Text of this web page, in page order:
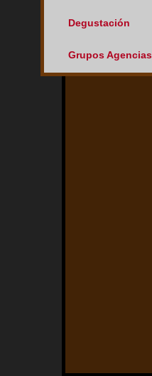
Degustación
Grupos Agencias